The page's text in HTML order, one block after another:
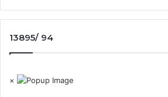
13895/ 94
×